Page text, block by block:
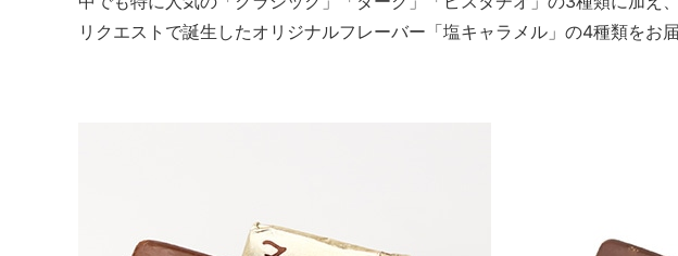
リクエストで誕生したオリジナルフレーバー「塩キャラメル」の4種類をお届